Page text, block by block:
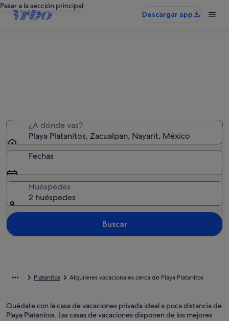
Pasar a la sección principal
Descargar app
¿A dónde vas?
Playa Platanitos, Zacualpan, Nayarit, México
Fechas
Huéspedes
2 huéspedes
Buscar
Platanitos Alquileres vacacionales cerca de Playa Platanitos
Quédate con la casa de vacaciones privada ideal a poca distancia de
Playa Platanitos. Las casas de vacaciones disponen de los mejores